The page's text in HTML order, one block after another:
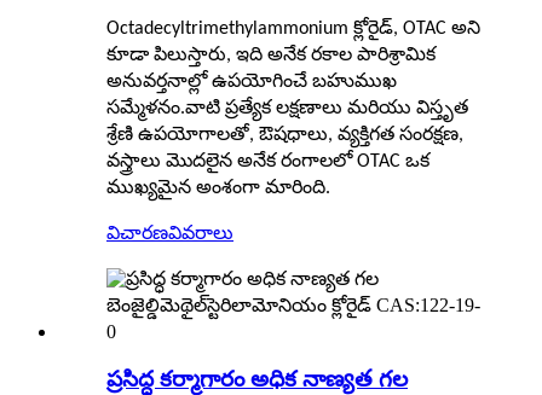
Octadecyltrimethylammonium క్లోరైడ్, OTAC అని
కూడా పిలుస్తారు, ఇది అనేక రకాల పారిశ్రామిక
అనువర్తనాల్లో ఉపయోగించే బహుముఖ
సమ్మేళనం.వాటి ప్రత్యేక లక్షణాలు మరియు విస్తృత
శ్రేణి ఉపయోగాలతో, ఔషధాలు, వ్యక్తిగత సంరక్షణ,
వస్త్రాలు మొదలైన అనేక రంగాలలో OTAC ఒక
ముఖ్యమైన అంశంగా మారింది.
విచారణవివరాలు
ప్రసిద్ధ కర్మాగారం అధిక నాణ్యత గల